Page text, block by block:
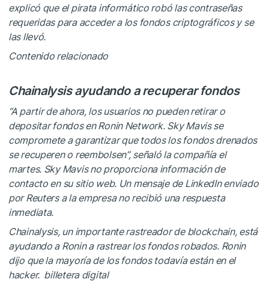
explicó que el pirata informático robó las contraseñas
requeridas para acceder a los fondos criptográficos y se
las llevó.
Contenido relacionado
Chainalysis ayudando a recuperar fondos
“A partir de ahora, los usuarios no pueden retirar o
depositar fondos en Ronin Network. Sky Mavis se
compromete a garantizar que todos los fondos drenados
se recuperen o reembolsen”, señaló la compañía el
martes. Sky Mavis no proporciona información de
contacto en su sitio web. Un mensaje de LinkedIn enviado
por Reuters a la empresa no recibió una respuesta
inmediata.
Chainalysis, un importante rastreador de blockchain, está
ayudando a Ronin a rastrear los fondos robados. Ronin
dijo que la mayoría de los fondos todavía están en el
hacker. billetera digital